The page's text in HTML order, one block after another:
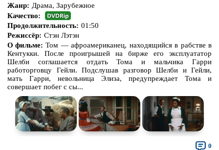
Жанр: Драма, Зарубежное
Качество:
Продолжительность: 01:50
Режиссёр: Стэн Лэтэн
О фильме: Том — афроамериканец, находящийся в рабстве в
Кентукки. После проигрышей на бирже его эксплуататор
Шелби соглашается отдать Тома и мальчика Гарри
работорговцу Гейли. Подслушав разговор Шелби и Гейли,
мать Гарри, невольница Элиза, предупреждает Тома и
совершает побег с сы...
0